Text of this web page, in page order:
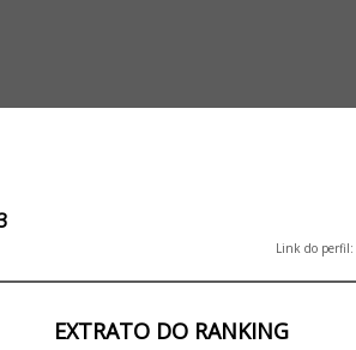
Link do perfil:
EXTRATO DO RANKING